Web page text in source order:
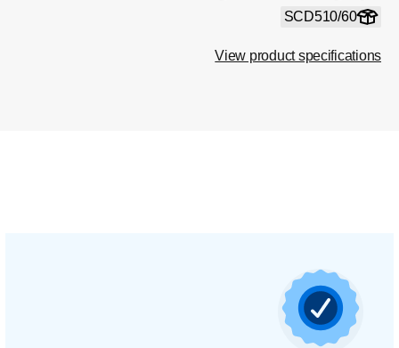
SCD510/60
View product specifications